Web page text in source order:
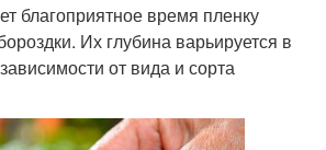
благоприятное время пленку
Их глубина варьируется в
от вида и сорта